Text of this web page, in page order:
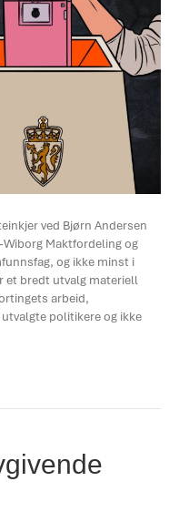
ved Bjørn Andersen
Maktfordeling og
og ikke minst i
et bredt utvalg materiell
arbeid,
politikere og ikke